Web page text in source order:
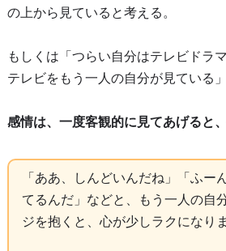
の上から見ていると考える。
もしくは「つらい自分はテレビドラ
テレビをもう一人の自分が見ている」
感情は、一度客観的に見てあげると
「ああ、しんどいんだね」「ふー
てるんだ」などと、もう一人の自
ジを抱くと、心が少しラクになり